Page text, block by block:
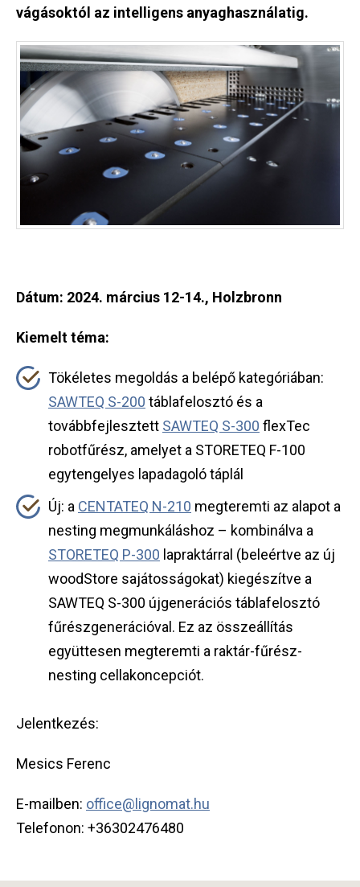
vágásoktól az intelligens anyaghasználatig.
Dátum: 2024. március 12-14., Holzbronn
Kiemelt téma:
Tökéletes megoldás a belépő kategóriában:
SAWTEQ S-200 táblafelosztó és a
továbbfejlesztett SAWTEQ S-300 flexTec
robotfűrész, amelyet a STORETEQ F-100
egytengelyes lapadagoló táplál
Új: a CENTATEQ N-210 megteremti az alapot a
nesting megmunkáláshoz – kombinálva a
STORETEQ P-300 lapraktárral (beleértve az új
woodStore sajátosságokat) kiegészítve a
SAWTEQ S-300 újgenerációs táblafelosztó
fűrészgenerációval. Ez az összeállítás
együttesen megteremti a raktár-fűrész-
nesting cellakoncepciót.
Jelentkezés:
Mesics Ferenc
E-mailben: office@lignomat.hu
Telefonon: +36302476480